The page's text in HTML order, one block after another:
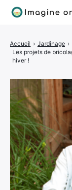
Accueil › Jardinage ›
Les projets de
hiver !
Bricolage
Déco
Quotidien